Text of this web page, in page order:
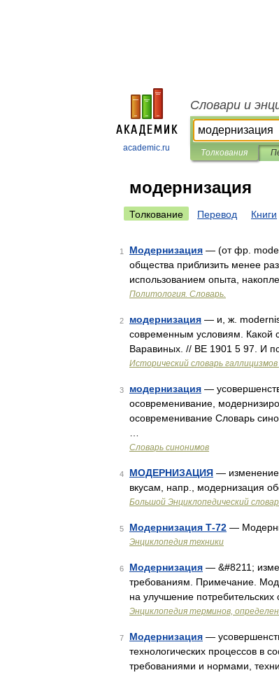
academic.ru
Словари и
Толкования
модернизация
Толкование Перевод Книги
1 Модернизация — (от фр.
общества приблизить менее
использованием опыта,
Политология. Словарь.
2 модернизация — и, ж.
современным условиям. Какой
Варавиных. // ВЕ 1901 5 97. И
Исторический словарь галлицизмов
3 модернизация —
осовременивание,
осовременивание Словарь
Словарь синонимов
4 МОДЕРНИЗАЦИЯ —
вкусам, напр., модернизация
Большой Энциклопедический
5 Модернизация Т-72 —
Энциклопедия техники
6 Модернизация — &#8211;
требованиям. Примечание.
на улучшение
Энциклопедия терминов,
7 Модернизация —
технологических процессов в
требованиями и нормами,